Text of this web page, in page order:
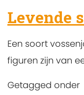
Levende
Een soort
figuren zijn van
Getagged onder